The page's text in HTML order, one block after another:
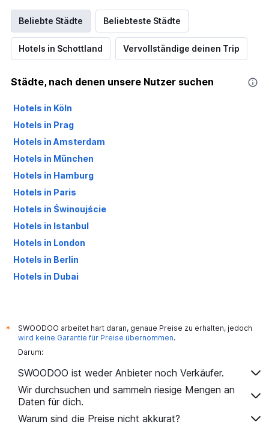
Beliebte Städte Beliebteste Städte
Hotels in Schottland Vervollständige deinen Trip
Städte, nach denen unsere Nutzer suchen
Hotels in Köln
Hotels in Prag
Hotels in Amsterdam
Hotels in München
Hotels in Hamburg
Hotels in Paris
Hotels in Świnoujście
Hotels in Istanbul
Hotels in London
Hotels in Berlin
Hotels in Dubai
*
SWOODOO arbeitet hart daran, genaue Preise zu erhalten, jedoch
wird keine Garantie für Preise übernommen.
Darum:
SWOODOO ist weder Anbieter noch Verkäufer.
Wir durchsuchen und sammeln riesige Mengen an
Daten für dich.
Warum sind die Preise nicht akkurat?